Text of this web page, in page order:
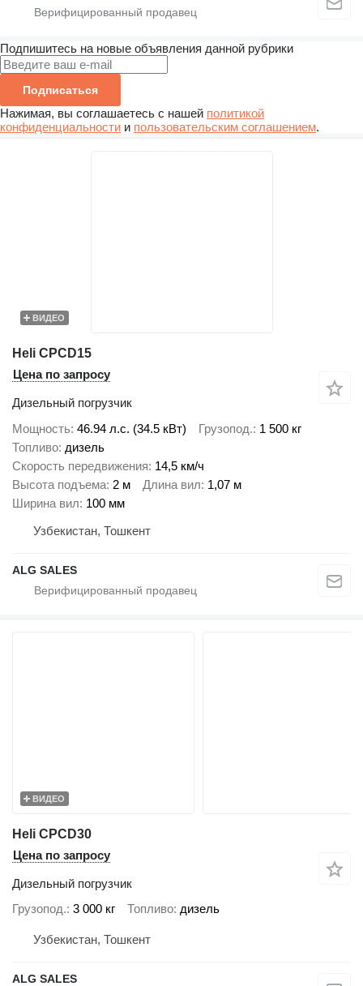
Подпишитесь на новые объявления данной рубрики
Подписаться
Нажимая, вы соглашаетесь с нашей политикой
конфиденциальности и пользовательским соглашением.
ВИДЕО
Heli CPCD15
Цена по запросу
Дизельный погрузчик
Мощность 46.94 л.с. (34.5 кВт) Грузопод. 1 500 кг
Топливо дизель
Скорость передвижения 14,5 км/ч
Высота подъема 2 м Длина вил 1,07 м
Ширина вил 100 мм
Узбекистан, Тошкент
ALG SALES
ВИДЕО
Heli CPCD30
Цена по запросу
Дизельный погрузчик
Грузопод. 3 000 кг Топливо дизель
Узбекистан, Тошкент
ALG SALES